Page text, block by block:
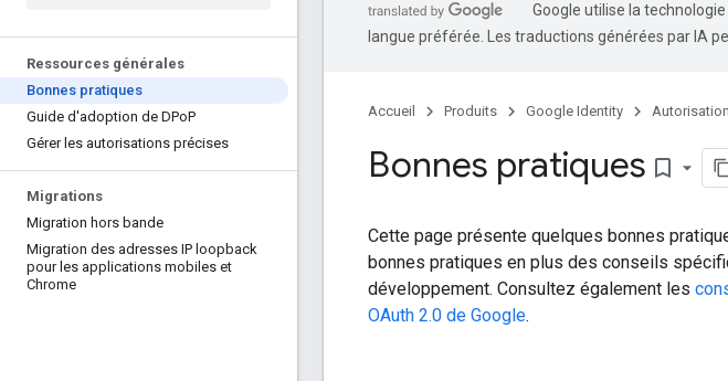
Ressources générales
Bonnes pratiques
Guide d'adoption de DPoP
Gérer les autorisations précises
Migrations
Migration hors bande
Migration des adresses IP loopback
pour les applications mobiles et
Chrome
Google utilise la
langue préférée. Les traductions générées par IA
Accueil Produits Google Identity Autorisation
Bonnes pratiques bookmark_border
Cette page présente quelques bonnes
bonnes pratiques en plus des conseils
développement. Consultez également les
OAuth 2.0 de Google.